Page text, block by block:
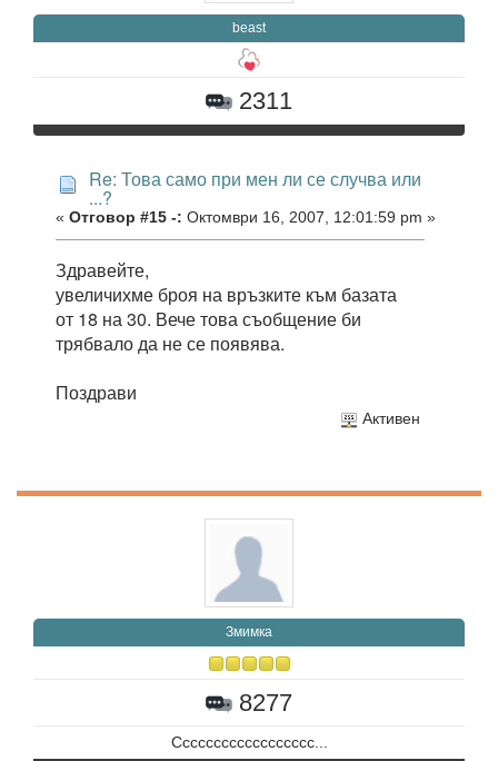
beast
2311
Re: Това само при мен ли се случва или
...?
« Отговор #15 -: Октомври 16, 2007, 12:01:59 pm »
Здравейте,
увеличихме броя на връзките към базата
от 18 на 30. Вече това съобщение би
трябвало да не се появява.
Поздрави
Активен
Змимка
8277
Сссссссссссссссссс...